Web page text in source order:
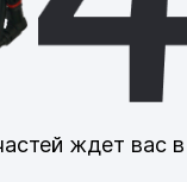
ждет вас в